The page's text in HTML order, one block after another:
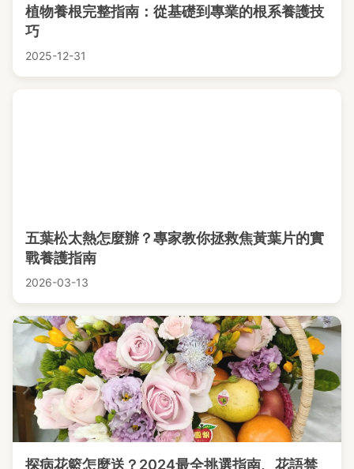
植物養根完整指南：從基礎到專業的根系養護技
巧
2025-12-31
五葉松太熱怎麼辦？專家教你拯救焦黃葉片的實
戰養護指南
2026-03-13
探病花籃怎麼送？2024最全挑選指南、花語禁